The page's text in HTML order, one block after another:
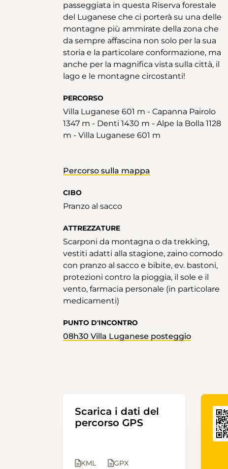
passeggiata in questa Riserva forestale
del Luganese che ci porterà su una delle
montagne più ammirate della zona che
da sempre affascina non solo per la sua
storia e la particolare conformazione, ma
anche per la magnifica vista sulla città, il
lago e le montagne circostanti!
PERCORSO
Villa Luganese 601 m - Capanna Pairolo
1347 m - Denti 1430 m - Alpe la Bolla 1128
m - Villa Luganese 601 m
Percorso sulla mappa
CIBO
Pranzo al sacco
ATTREZZATURE
Scarponi da montagna o da trekking,
vestiti adatti alla stagione, zaino comodo
con pranzo al sacco e bibite, ev. bastoni,
protezioni contro la pioggia, il sole e il
vento, farmacia personale (in particolare
medicamenti)
PUNTO D'INCONTRO
08h30 Villa Luganese posteggio
Scarica i dati del
percorso GPS
KML GPX